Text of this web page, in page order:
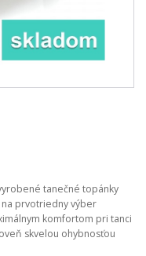
tanečné topánky
prvotriedny výber
komfortom pri tanci
skvelou ohybnosťou